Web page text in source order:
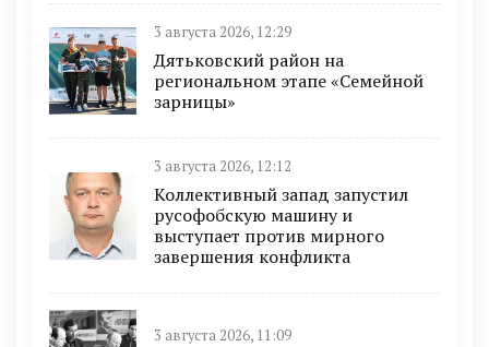
3 августа 2026, 12:29
Дятьковский район на
региональном этапе «Семейной
зарницы»
3 августа 2026, 12:12
Коллективный запад запустил
русофобскую машину и
выступает против мирного
завершения конфликта
3 августа 2026, 11:09